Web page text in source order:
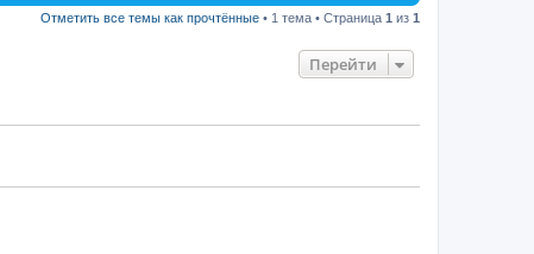
Отметить все темы как прочтённые • 1 тема • Страница 1 из 1
Перейти